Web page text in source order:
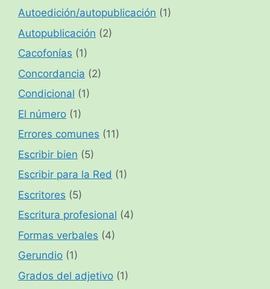
Autoedición/autopublicación (1)
Autopublicación (2)
Cacofonías (1)
Concordancia (2)
Condicional (1)
El número (1)
Errores comunes (11)
Escribir bien (5)
Escribir para la Red (1)
Escritores (5)
Escritura profesional (4)
Formas verbales (4)
Gerundio (1)
Grados del adjetivo (1)